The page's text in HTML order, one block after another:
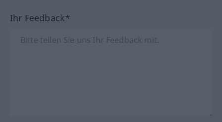
Ihr Feedback*